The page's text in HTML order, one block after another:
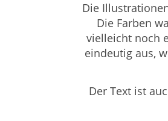
Die
Die Farben
vielleicht noch
eindeutig aus,
Der Text ist